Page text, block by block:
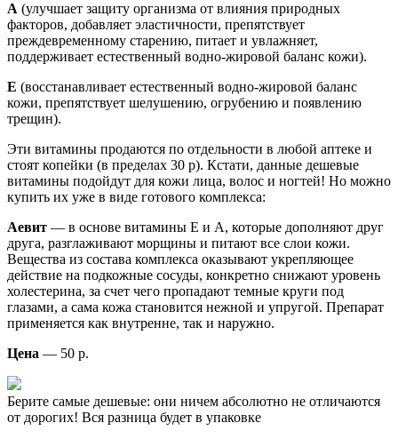
А (улучшает защиту организма от влияния природных
факторов, добавляет эластичности, препятствует
преждевременному старению, питает и увлажняет,
поддерживает естественный водно-жировой баланс кожи).
Е (восстанавливает естественный водно-жировой баланс
кожи, препятствует шелушению, огрубению и появлению
трещин).
Эти витамины продаются по отдельности в любой аптеке и
стоят копейки (в пределах 30 р). Кстати, данные дешевые
витамины подойдут для кожи лица, волос и ногтей! Но можно
купить их уже в виде готового комплекса:
Аевит — в основе витамины Е и А, которые дополняют друг
друга, разглаживают морщины и питают все слои кожи.
Вещества из состава комплекса оказывают укрепляющее
действие на подкожные сосуды, конкретно снижают уровень
холестерина, за счет чего пропадают темные круги под
глазами, а сама кожа становится нежной и упругой. Препарат
применяется как внутренне, так и наружно.
Цена — 50 р.
Берите самые дешевые: они ничем абсолютно не отличаются
от дорогих! Вся разница будет в упаковке